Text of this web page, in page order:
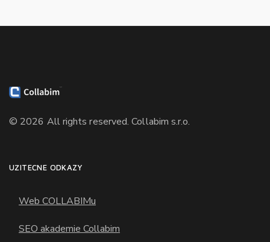
© 2026 All rights reserved. Collabim s.r.o.
UŽITEČNÉ ODKAZY
Web COLLABIMu
SEO akademie Collabim